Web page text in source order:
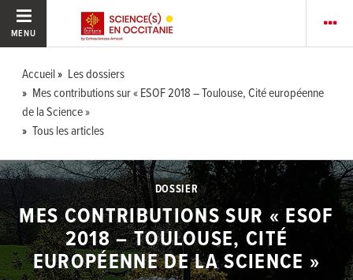
MENU
Accueil
Les dossiers
Mes contributions sur « ESOF 2018 – Toulouse, Cité européenne
de la Science »
Tous les articles
DOSSIER
MES CONTRIBUTIONS SUR « ESOF
2018 – TOULOUSE, CITÉ
EUROPÉENNE DE LA SCIENCE »